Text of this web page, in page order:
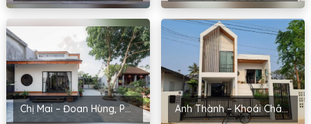
Chị Mai – Đoan Hùng, Phú Thọ Anh Thành – Khoái Châu, Hưng Yên